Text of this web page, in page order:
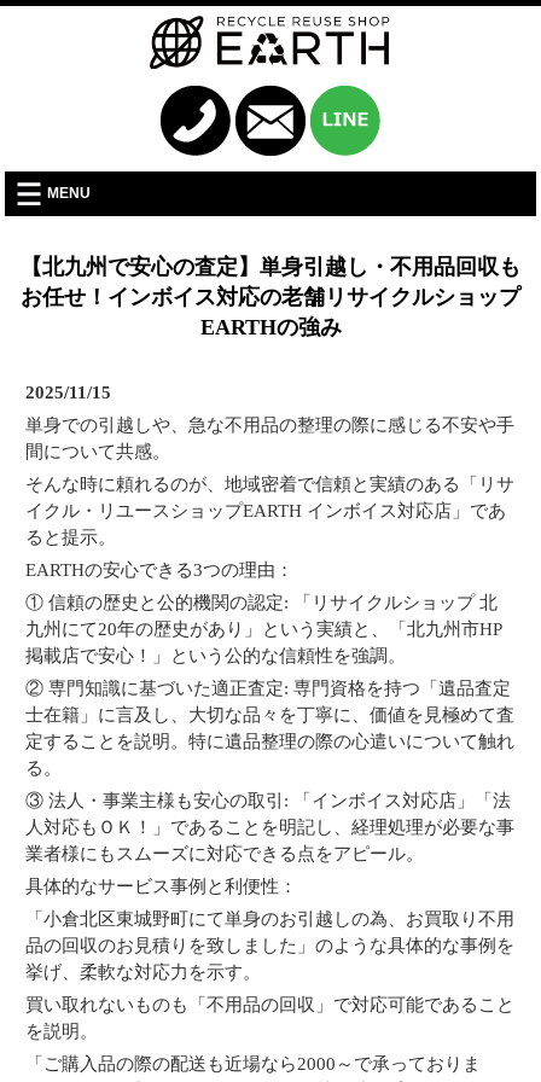
MENU
【北九州で安心の査定】単身引越し・不用品回収も
お任せ！インボイス対応の老舗リサイクルショップ
EARTHの強み
2025/11/15
単身での引越しや、急な不用品の整理の際に感じる不安や手
間について共感。
そんな時に頼れるのが、地域密着で信頼と実績のある「リサ
イクル・リユースショップEARTH インボイス対応店」であ
ると提示。
EARTHの安心できる3つの理由：
① 信頼の歴史と公的機関の認定: 「リサイクルショップ 北
九州にて20年の歴史があり」という実績と、「北九州市HP
掲載店で安心！」という公的な信頼性を強調。
② 専門知識に基づいた適正査定: 専門資格を持つ「遺品査定
士在籍」に言及し、大切な品々を丁寧に、価値を見極めて査
定することを説明。特に遺品整理の際の心遣いについて触れ
る。
③ 法人・事業主様も安心の取引: 「インボイス対応店」「法
人対応もＯＫ！」であることを明記し、経理処理が必要な事
業者様にもスムーズに対応できる点をアピール。
具体的なサービス事例と利便性：
「小倉北区東城野町にて単身のお引越しの為、お買取り不用
品の回収のお見積りを致しました」のような具体的な事例を
挙げ、柔軟な対応力を示す。
買い取れないものも「不用品の回収」で対応可能であること
を説明。
「ご購入品の際の配送も近場なら2000～で承っておりま